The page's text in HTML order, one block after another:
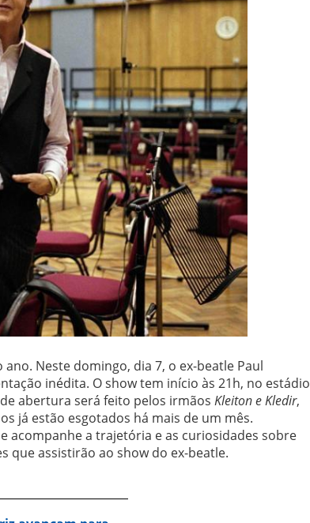
Neste domingo, dia 7, o ex-beatle Paul
inédita. O show tem início às 21h, no estádio
abertura será feito pelos irmãos Kleiton e Kledir,
já estão esgotados há mais de um mês.
acompanhe a trajetória e as curiosidades sobre
que assistirão ao show do ex-beatle.